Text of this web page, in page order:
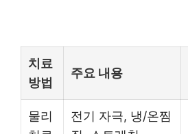
치료
방법
주요 내용
물리
전기 자극, 냉/온찜